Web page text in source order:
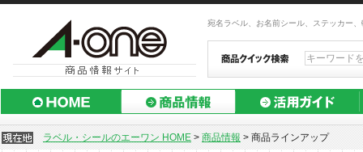
宛名ラベル、お名前シール、ステッカー
ラベル・シールのエーワン HOME>商品情報>商品ラインアップ